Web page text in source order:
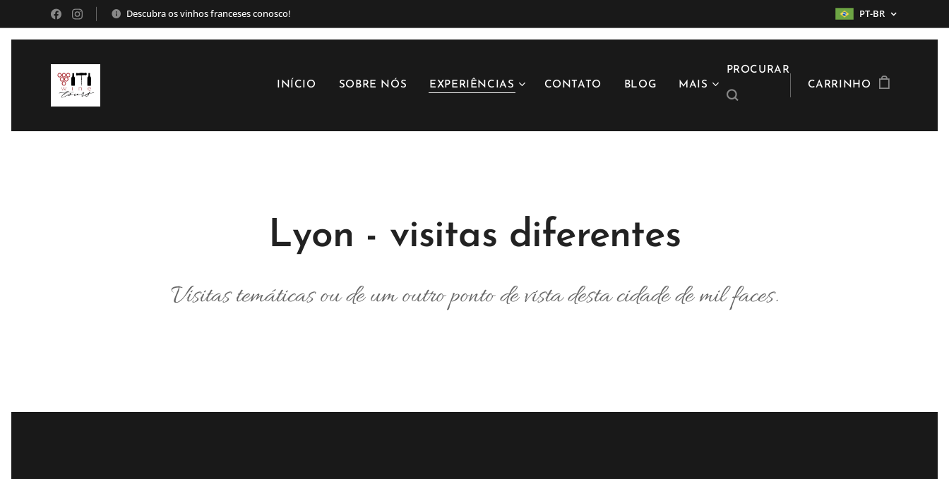
Descubra os vinhos franceses conosco! PT-BR
INÍCIO SOBRE NÓS EXPERIÊNCIAS CONTATO BLOG MAIS
PROCURAR
CARRINHO
Lyon - visitas diferentes
Visitas temáticas ou de um outro ponto de vista desta cidade de mil faces.